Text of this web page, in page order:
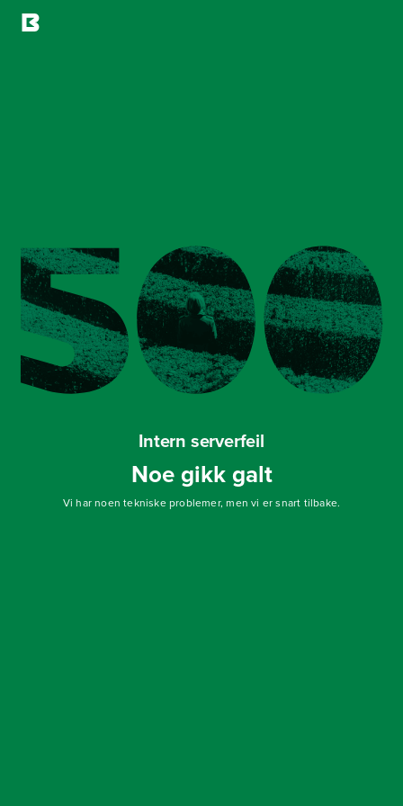
Intern serverfeil
Noe gikk galt
Vi har noen tekniske problemer, men vi er snart tilbake.